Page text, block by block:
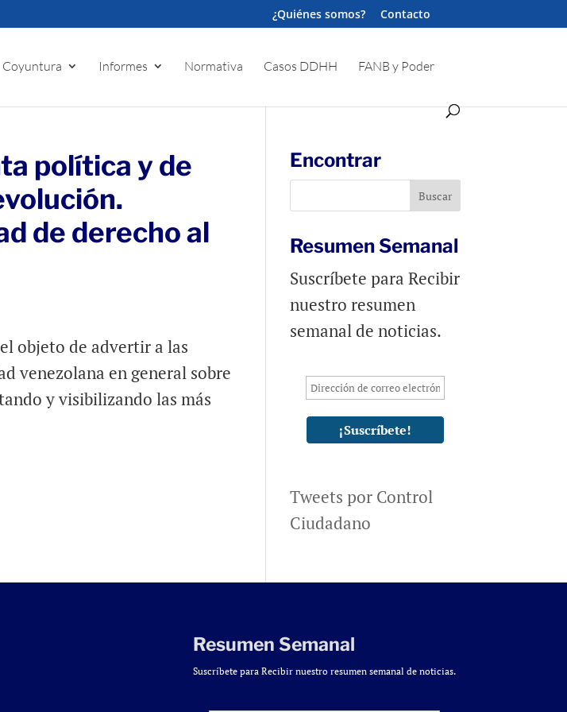
¿Quiénes somos? Contacto
Coyuntura Informes Normativa Casos DDHH FANB y Poder
política y de
de derecho al
objeto de advertir a las
venezolana en general sobre
y visibilizando las más
Encontrar
Resumen Semanal
Suscríbete para Recibir
nuestro resumen
semanal de noticias.
Tweets por Control
Ciudadano
Resumen Semanal
Suscríbete para Recibir nuestro resumen semanal de noticias.